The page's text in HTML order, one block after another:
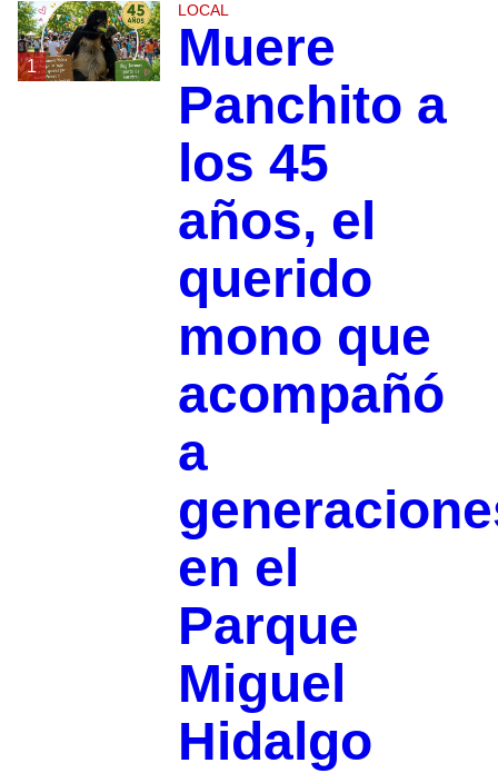
1
LOCAL
Muere
Panchito a
los 45
años, el
querido
mono que
acompañó
a
en el
Parque
Miguel
Hidalgo